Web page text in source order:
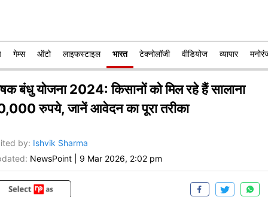
गेम्स ऑटो लाइफस्टाइल भारत टेक्नोलॉजी वीडियोज व्यापार
बंधु योजना 2024: किसानों को मिल रहे हैं सालाना
रुपये, जानें आवेदन का पूरा तरीका
by: Ishvik Sharma
NewsPoint 9 Mar 2026, 2:02 pm